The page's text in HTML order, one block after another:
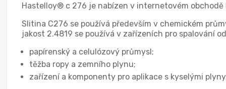
Hastelloy® c 276 je nabízen v internetovém obchodě
Slitina C276 se používá především v chemickém
jakost 2.4819 se používá v zařízeních pro spalování
papírenský a celulózový průmysl;
těžba ropy a zemního plynu;
zařízení a komponenty pro aplikace s kyselými